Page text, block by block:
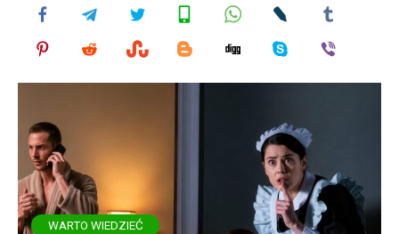
WARTO WIEDZIEĆ